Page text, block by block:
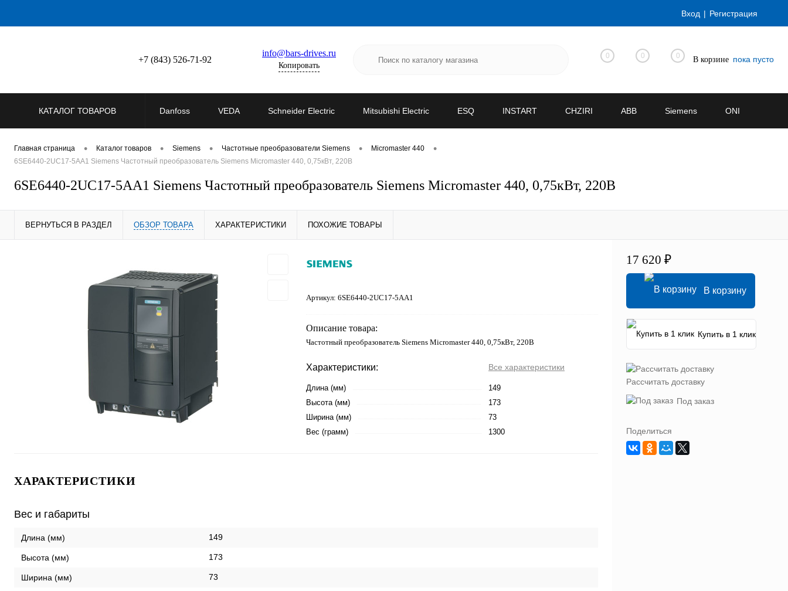
Вход Регистрация
+7 (843) 526-71-92
info@bars-drives.ru
Копировать
0 0 0 В корзине пока пусто
КАТАЛОГ ТОВАРОВ Danfoss VEDA Schneider Electric Mitsubishi Electric ESQ INSTART CHZIRI ABB Siemens ONI
Главная страница • Каталог товаров • Siemens • Частотные преобразователи Siemens • Micromaster 440 •
6SE6440-2UC17-5AA1 Siemens Частотный преобразователь Siemens Micromaster 440, 0,75кВт, 220В
6SE6440-2UC17-5AA1 Siemens Частотный преобразователь Siemens Micromaster 440, 0,75кВт, 220В
ВЕРНУТЬСЯ В РАЗДЕЛ ОБЗОР ТОВАРА ХАРАКТЕРИСТИКИ ПОХОЖИЕ ТОВАРЫ
Артикул: 6SE6440-2UC17-5AA1
Описание товара:
Частотный преобразователь Siemens Micromaster 440, 0,75кВт, 220В
Характеристики: Все характеристики
Длина (мм)
149
Высота (мм)
173
Ширина (мм)
73
Вес (грамм)
1300
ХАРАКТЕРИСТИКИ
Вес и габариты
Длина (мм) 149
Высота (мм) 173
Ширина (мм) 73
17 620 ₽
В корзину
Купить в 1 клик
Рассчитать доставку
Под заказ
Поделиться